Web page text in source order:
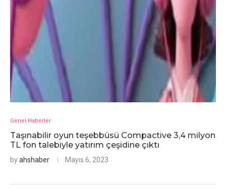
Genel Haberler
Taşınabilir oyun teşebbüsü Compactive 3,4 milyon
TL fon talebiyle yatırım çeşidine çıktı
byahshaber Mayıs 6, 2023